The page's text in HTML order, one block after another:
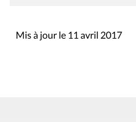
Mis à jour le 11 avril 2017